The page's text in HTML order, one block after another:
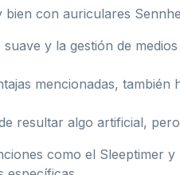
bien con auriculares
y la gestión de
mencionadas, también
resultar algo artificial,
como el Sleeptimer